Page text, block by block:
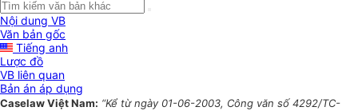
Nội dung VB
Văn bản gốc
Tiếng anh
Lược đồ
VB liên quan
Bản án áp dụng
Caselaw Việt Nam: “Kể từ ngày 01-06-2003, Công văn số 4292/TC-